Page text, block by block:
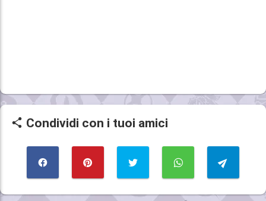
Condividi con i tuoi amici